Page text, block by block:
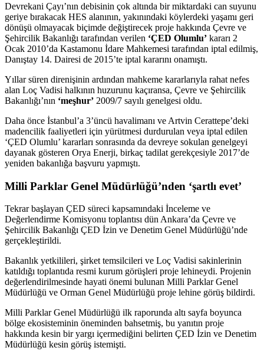
Devrekani Çayı’nın debisinin çok altında bir miktardaki can suyunu
geriye bırakacak HES alanının, yakınındaki köylerdeki yaşamı geri
dönüşü olmayacak biçimde değiştirecek proje hakkında Çevre ve
Şehircilik Bakanlığı tarafından verilen ‘ÇED Olumlu’ kararı 2
Ocak 2010’da Kastamonu İdare Mahkemesi tarafından iptal edilmiş,
Danıştay 14. Dairesi de 2015’te iptal kararını onamıştı.
Yıllar süren direnişinin ardından mahkeme kararlarıyla rahat nefes
alan Loç Vadisi halkının huzurunu kaçıransa, Çevre ve Şehircilik
Bakanlığı’nın ‘meşhur’ 2009/7 sayılı genelgesi oldu.
Daha önce İstanbul’a 3’üncü havalimanı ve Artvin Cerattepe’deki
madencilik faaliyetleri için yürütmesi durdurulan veya iptal edilen
‘ÇED Olumlu’ kararları sonrasında da devreye sokulan genelgeyi
dayanak gösteren Orya Enerji, birkaç tadilat gerekçesiyle 2017’de
yeniden bakanlığa başvuru yapmıştı.
Milli Parklar Genel Müdürlüğü’nden ‘şartlı evet’
Tekrar başlayan ÇED süreci kapsamındaki İnceleme ve
Değerlendirme Komisyonu toplantısı dün Ankara’da Çevre ve
Şehircilik Bakanlığı ÇED İzin ve Denetim Genel Müdürlüğü’nde
gerçekleştirildi.
Bakanlık yetkilileri, şirket temsilcileri ve Loç Vadisi sakinlerinin
katıldığı toplantıda resmi kurum görüşleri proje lehineydi. Projenin
değerlendirilmesinde hayati önemi bulunan Milli Parklar Genel
Müdürlüğü ve Orman Genel Müdürlüğü proje lehine görüş bildirdi.
Milli Parklar Genel Müdürlüğü ilk raporunda altı sayfa boyunca
bölge ekosisteminin öneminden bahsetmiş, bu yanıtın proje
hakkında kesin bir yargı içermediğini belirten ÇED İzin ve Denetim
Müdürlüğü kesin görüş istemişti.